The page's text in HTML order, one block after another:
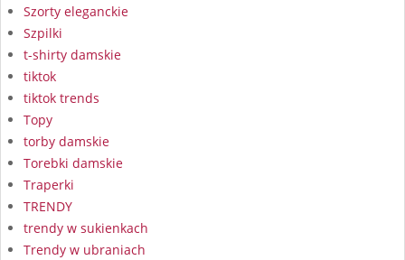
Szorty eleganckie
Szpilki
t-shirty damskie
tiktok
tiktok trends
Topy
torby damskie
Torebki damskie
Traperki
TRENDY
trendy w sukienkach
Trendy w ubraniach